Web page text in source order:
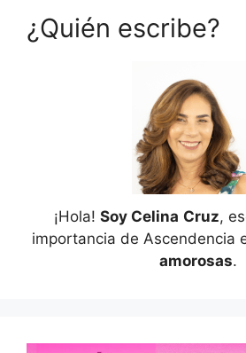
¿Quién escribe?
¡Hola! Soy Celina Cruz,
importancia de Ascendencia
amorosas.